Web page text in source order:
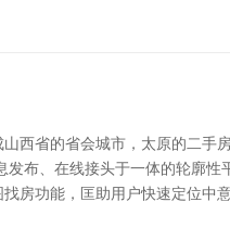
西省的省会城市，太原的二
布、在线接头于一体的轮廓
房功能，匡助用户快速定位中